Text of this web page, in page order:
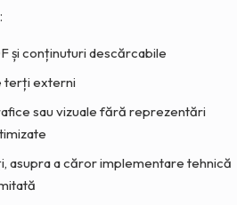
și conținuturi descărcabile
terți externi
sau vizuale fără reprezentări
asupra a căror implementare tehnică